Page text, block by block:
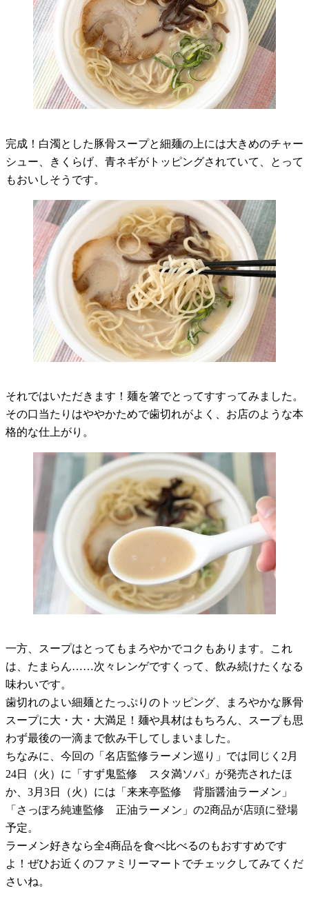
完成！白濁とした豚骨スープと細麺の上には大きめのチャー
シュー、きくらげ、青ネギがトッピングされていて、とって
もおいしそうです。
それではいただきます！麺を箸でとってすすってみました。
その口当たりはややかためで歯切れがよく、お店のような本
格的な仕上がり。
一方、スープはとってもまろやかでコクもあります。これ
は、たまらん……次々レンゲですくって、飲み続けたくなる
味わいです。
歯切れのよい細麺とたっぷりのトッピング、まろやかな豚骨
スープに大・大・大満足！麺や具材はもちろん、スープも思
わず最後の一滴まで飲み干してしまいました。
ちなみに、今回の「名店監修ラーメン巡り」では同じく2月
24日（火）に「すず鬼監修 スタ満ソバ」が発売されたほ
か、3月3日（火）には「来来亭監修 背脂醤油ラーメン」
「さっぽろ純連監修 正油ラーメン」の2商品が店頭に登場
予定。
ラーメン好きなら全4商品を食べ比べるのもおすすめです
よ！ぜひお近くのファミリーマートでチェックしてみてくだ
さいね。